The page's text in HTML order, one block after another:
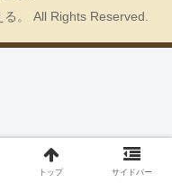
。 All Rights Reserved.
トップ サイドバー